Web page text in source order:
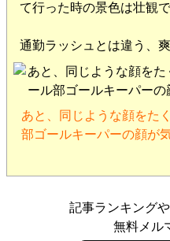
て行った時の景色は壮観で
通勤ラッシュとは違う、
あと、同じような顔をた
部ゴールキーパーの顔が
記事ランキング
無料メル